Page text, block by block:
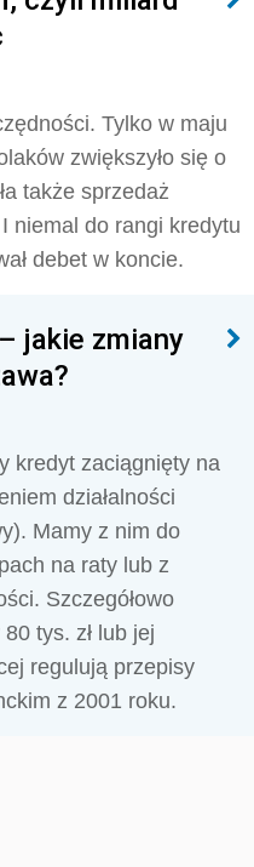
Tylko w maju
zwiększyło się o
także sprzedaż
niemal do rangi kredytu
debet w koncie.
jakie zmiany
kredyt zaciągnięty na
działalności
Mamy z nim do
na raty lub z
Szczegółowo
tys. zł lub jej
regulują przepisy
z 2001 roku.